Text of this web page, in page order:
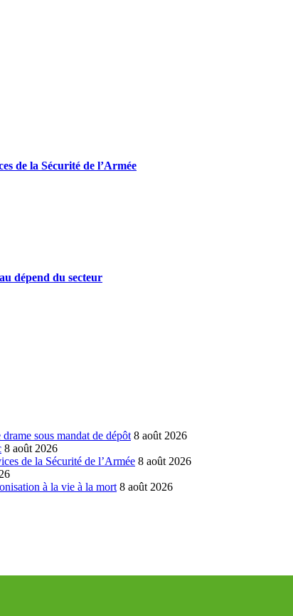
de la Sécurité de l’Armée
dépend du secteur
sous mandat de dépôt 8 août 2026
8 août 2026
de la Sécurité de l’Armée 8 août 2026
à la vie à la mort 8 août 2026